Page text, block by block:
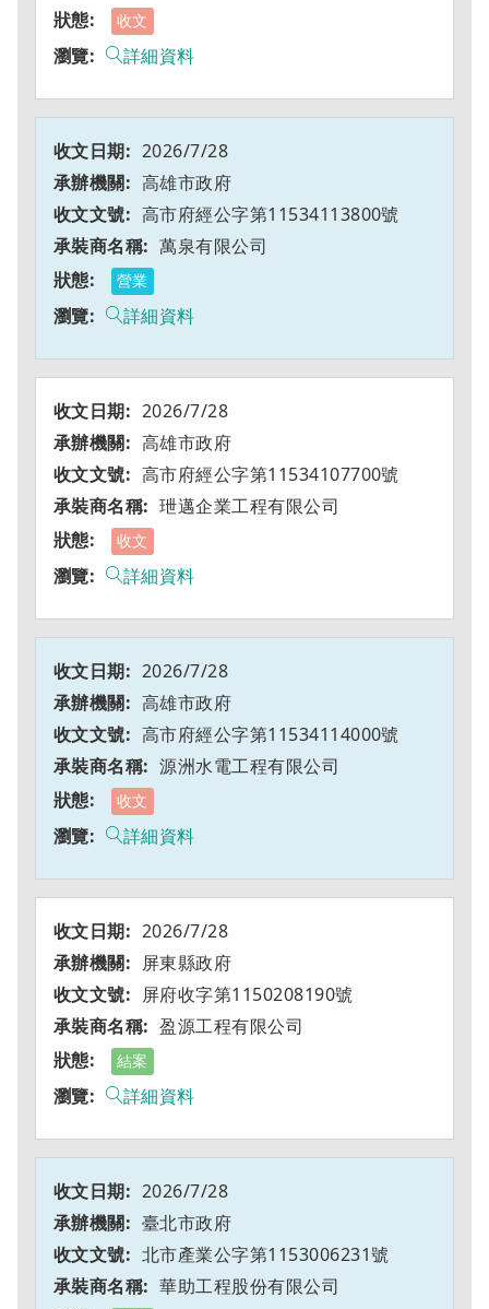
收文
詳細資料
2026/7/28
高雄市政府
高市府經公字第11534113800號
萬泉有限公司
營業
詳細資料
2026/7/28
高雄市政府
高市府經公字第11534107700號
玴邁企業工程有限公司
收文
詳細資料
2026/7/28
高雄市政府
高市府經公字第11534114000號
源洲水電工程有限公司
收文
詳細資料
2026/7/28
屏東縣政府
屏府收字第1150208190號
盈源工程有限公司
結案
詳細資料
2026/7/28
臺北市政府
北市產業公字第1153006231號
華助工程股份有限公司